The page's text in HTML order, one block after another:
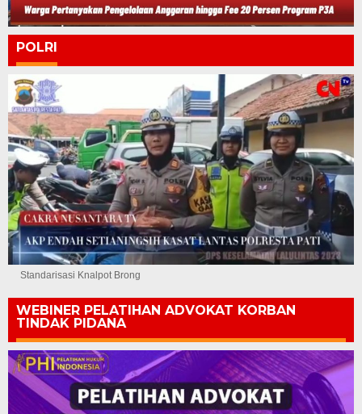
POLRI
Standarisasi Knalpot Brong
WEBINER PELATIHAN ADVOKAT KORBAN
TINDAK PIDANA